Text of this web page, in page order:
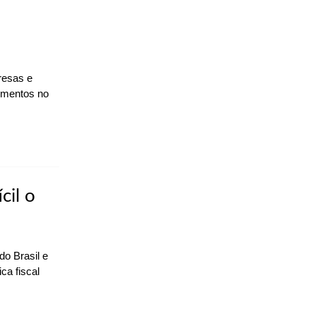
e
no
o
Brasil e
fiscal